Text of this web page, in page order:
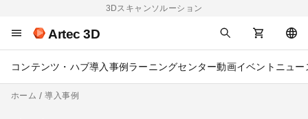
3Dスキャンソルーション
Artec 3D
コンテンツ・ハブ導入事例 ラーニングセンター動画イベント ニュー
ホーム 導入事例